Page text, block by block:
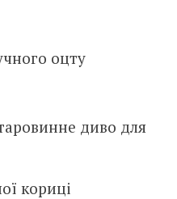
оцту
диво для
кориці